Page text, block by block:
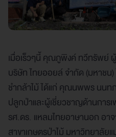
เมื่อเร็วๆนี้ คุณภูพิงค์ ทวีทรัพย์
บริษัท ไทยออยล์ จำกัด (มหาชน
ชำกล้าไม้ ได้แก่ คุณนพพร นนทภ
ปลูกป่าและผู้เชี่ยวชาญด้านการเ
รศ.ดร. แหลมไทยอาษานอก อา
สาขาเกษตรป่าไม้ มหาวิทยาลัย